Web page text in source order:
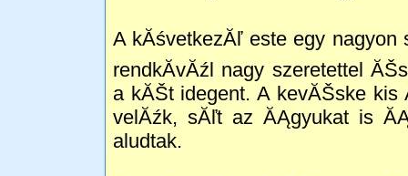
A kĂśvetkezĂľ este egy nagyon
rendkĂ­vĂźl nagy szeretettel
a kĂŠt idegent. A kevĂŠske
velĂźk, sĂľt az ĂĄgyukat is
aludtak.